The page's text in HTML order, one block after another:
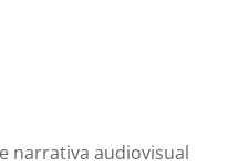
narrativa audiovisual